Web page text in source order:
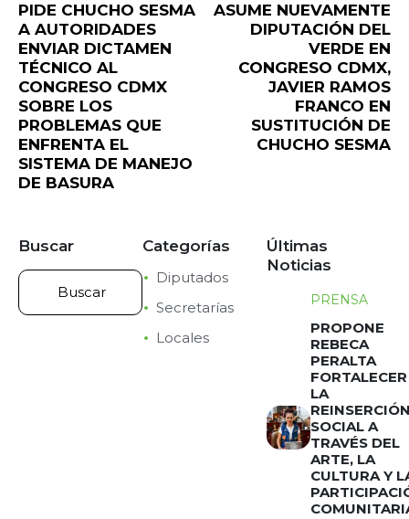
PIDE CHUCHO SESMA
A AUTORIDADES
ENVIAR DICTAMEN
TÉCNICO AL
CONGRESO CDMX
SOBRE LOS
PROBLEMAS QUE
ENFRENTA EL
SISTEMA DE MANEJO
DE BASURA
ASUME NUEVAMENTE
DIPUTACIÓN DEL
VERDE EN
CONGRESO CDMX,
JAVIER RAMOS
FRANCO EN
SUSTITUCIÓN DE
CHUCHO SESMA
Buscar Categorías
Diputados
Secretarías
Locales
Últimas
Noticias
PRENSA
PROPONE
REBECA
PERALTA
FORTALECER
LA
SOCIAL A
TRAVÉS DEL
ARTE, LA
CULTURA Y